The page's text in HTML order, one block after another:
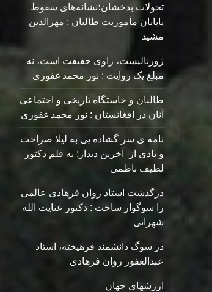
تحولات بدخشان؛نشانه‌های سقوط
یاپایان مأموریت طالبان : مهرالدین
مشید
ژورنالیست، راوی حقیقت است، نه
مبلغ یک روایت : نور محمد غفوری
طالبان و خاستگاه تاریخی و اجتماعی
آنان در افغانستان : نور محمد غفوری
نامه ی سر گشاده يی به ليلا صراحت
و یادی از آخرین دیدار: به قلم دکتور
لطیف ناظمی
درگذشت استاد روان فرهادی عالمی
را سوگوار ساخت : دکتور عنایت الله
شهرانی
در سوگ دانشمند فرهیخته، استاد
عبدالغفور روان فرهادی
ارزشهای جهان